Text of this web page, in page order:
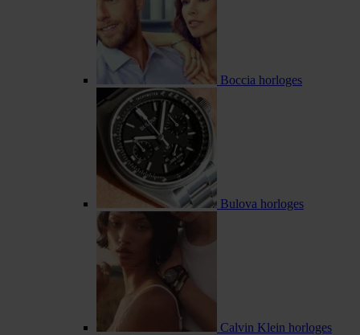
Boccia horloges
Bulova horloges
Calvin Klein horloges